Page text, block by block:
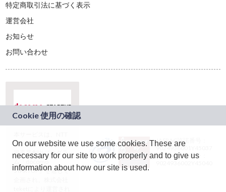
特定商取引法に基づく表示
運営会社
お知らせ
お問い合わせ
ドコモグループの新
規事業創出プログラ
ム「docomo
STARTUP」を通じて
JASRAC許諾番号：
9024936001Y45037
JASRAC許諾番号：
On our website we use some cookies. These are
necessary for our site to work properly and to give us
information about how our site is used.